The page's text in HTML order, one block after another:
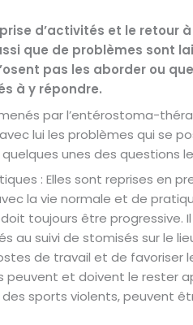
d’activités et le retour
que de problèmes sont
pas les aborder ou
à y répondre.
par l’entérostoma-
lui les problèmes qui se
unes des questions
: Elles sont reprises en
la vie normale et de
doit toujours être
au suivi de stomisés sur le
de travail et de favoriser
peuvent et doivent le rester
sports violents, peuvent